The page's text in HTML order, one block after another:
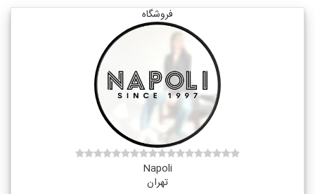
فروشگاه
Napoli
تهران